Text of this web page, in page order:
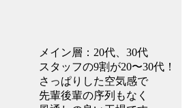
メイン層：20代、30代
スタッフの9割が20〜30代！
さっぱりした空気感で
先輩後輩の序列もなく